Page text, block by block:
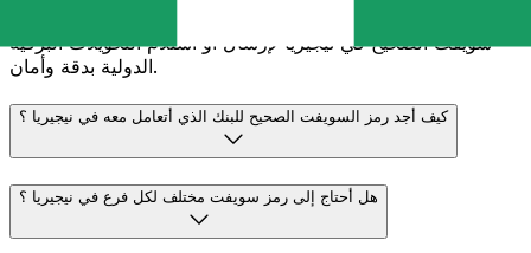
سويفت الصحيح في نيجيريا لإرسال أو استلام التحويلات البرقية
الدولية بدقة وأمان.
كيف أجد رمز السويفت الصحيح للبنك الذي أتعامل معه في نيجيريا ؟
هل أحتاج إلى رمز سويفت مختلف لكل فرع في نيجيريا ؟